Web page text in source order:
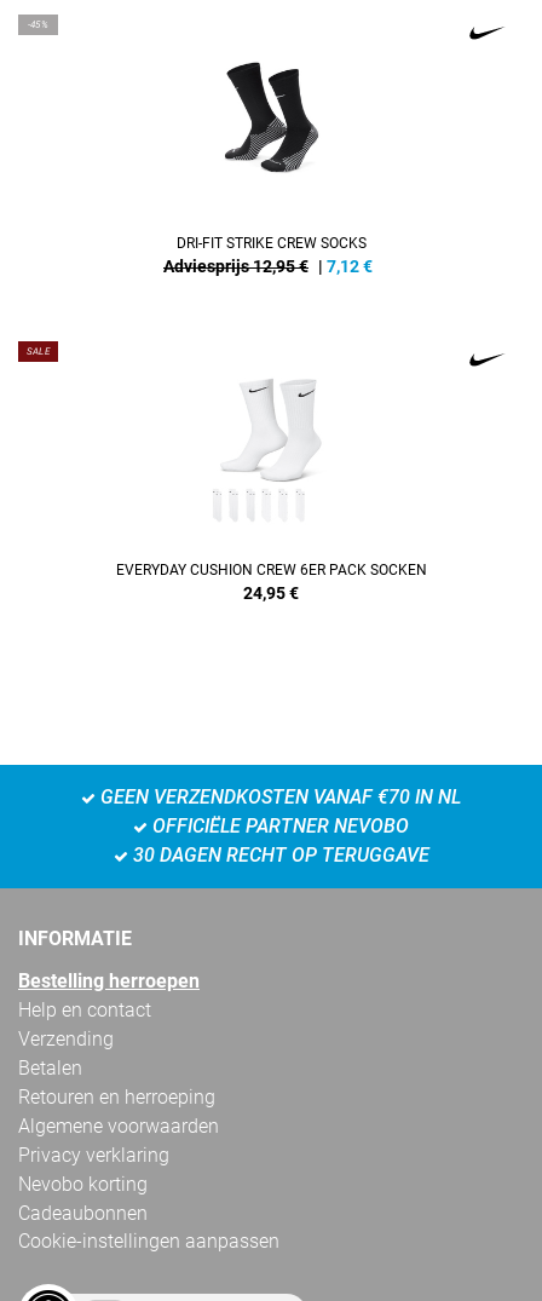
-45%
DRI-FIT STRIKE CREW SOCKS
Adviesprijs 12,95 € | 7,12€
SALE
EVERYDAY CUSHION CREW 6ER PACK SOCKEN
24,95€
GEEN VERZENDKOSTEN VANAF €70 IN NL
OFFICIËLE PARTNER NEVOBO
30 DAGEN RECHT OP TERUGGAVE
INFORMATIE
Bestelling herroepen
Help en contact
Verzending
Betalen
Retouren en herroeping
Algemene voorwaarden
Privacy verklaring
Nevobo korting
Cadeaubonnen
Cookie-instellingen aanpassen